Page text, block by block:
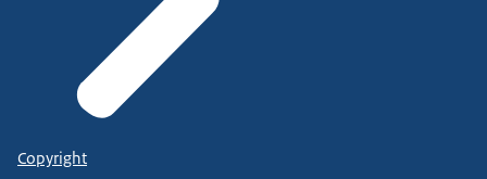
Copyright